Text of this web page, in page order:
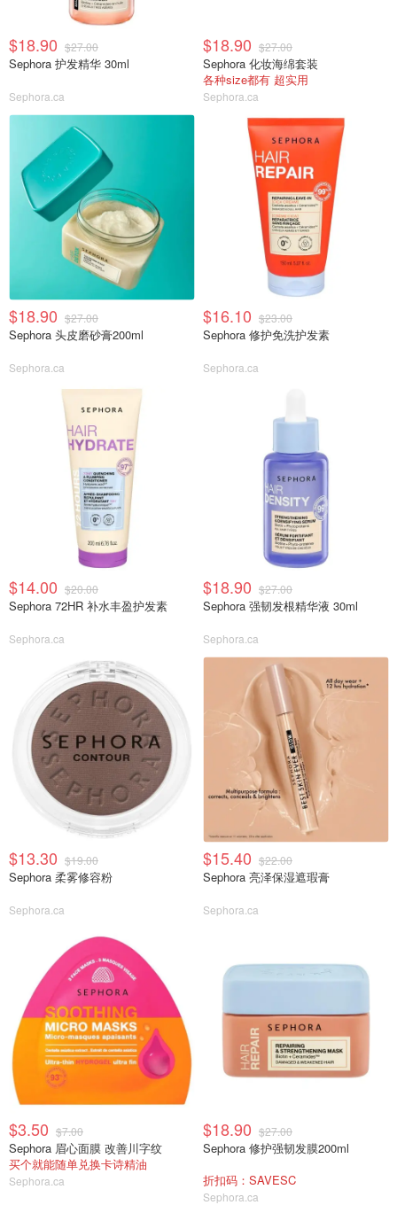
$18.90 $27.00
Sephora 护发精华 30ml
Sephora.ca
$18.90 $27.00
Sephora 化妆海绵套装
各种size都有 超实用
Sephora.ca
$18.90 $27.00
Sephora 头皮磨砂膏200ml
Sephora.ca
$16.10 $23.00
Sephora 修护免洗护发素
Sephora.ca
$14.00 $20.00
Sephora 72HR 补水丰盈护发素
Sephora.ca
$18.90 $27.00
Sephora 强韧发根精华液 30ml
Sephora.ca
$13.30 $19.00
Sephora 柔雾修容粉
Sephora.ca
$15.40 $22.00
Sephora 亮泽保湿遮瑕膏
Sephora.ca
$3.50 $7.00
Sephora 眉心面膜 改善川字纹
买个就能随单兑换卡诗精油
Sephora.ca
$18.90 $27.00
Sephora 修护强韧发膜200ml
折扣码：SAVESC
Sephora.ca